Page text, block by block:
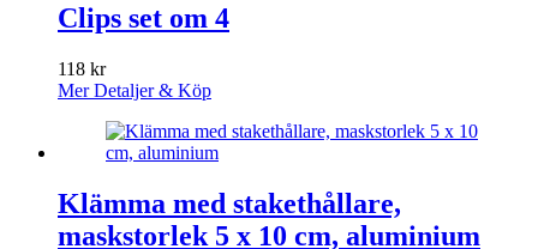
Clips set om 4
118 kr
Mer Detaljer & Köp
Klämma med stakethållare,
maskstorlek 5 x 10 cm, aluminium